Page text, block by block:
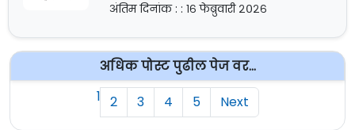
अंतिम दिनांक : : १६ फेब्रुवारी २०२६
अधिक पोस्ट पुढील पेज वर...
1 2 3 4 5 Next